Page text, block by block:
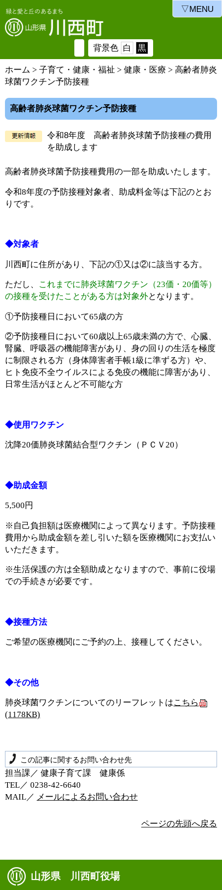
背景色 白 黒
ホーム > 子育て・健康・福祉 > 健康・医療 > 高齢者肺炎
球菌ワクチン予防接種
高齢者肺炎球菌ワクチン予防接種
令和8年度 高齢者肺炎球菌予防接種の費用
を助成します
高齢者肺炎球菌予防接種費用の一部を助成いたします。
令和8年度の予防接種対象者、助成料金等は下記のとお
りです。
◆対象者
川西町に住所があり、下記の①又は②に該当する方。
ただし、
これまでに肺炎球菌ワクチン（23価・20価等）
の接種を受けたことがある方は対象外となります。
①予防接種日において65歳の方
②予防接種日において60歳以上65歳未満の方で、心臓、
腎臓、呼吸器の機能障害があり、身の回りの生活を極度
に制限される方（身体障害者手帳1級に準ずる方）や、
ヒト免疫不全ウイルスによる免疫の機能に障害があり、
日常生活がほとんど不可能な方
◆使用ワクチン
沈降20価肺炎球菌結合型ワクチン（ＰＣＶ20）
◆助成金額
5,500円
※自己負担額は医療機関によって異なります。予防接種
費用から助成金額を差し引いた額を医療機関にお支払い
いただきます。
※生活保護の方は全額助成となりますので、事前に役場
での手続きが必要です。
◆接種方法
ご希望の医療機関にご予約の上、接種してください。
◆その他
肺炎球菌ワクチンについてのリーフレットはこちら
(1178KB)
この記事に関するお問い合わせ先
担当課／ 健康子育て課 健康係
TEL／ 0238‐42‐6640
MAIL／ メールによるお問い合わせ
ページの先頭へ戻る
山形県 川西町役場
▽MENU